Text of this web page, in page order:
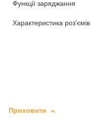
Функції заряджання
Характеристика роз'ємів
Приховати